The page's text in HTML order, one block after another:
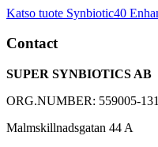
Katso tuote Synbiotic40
Contact
SUPER SYNBIOTICS AB
ORG.NUMBER: 559005-
Malmskillnadsgatan 44 A